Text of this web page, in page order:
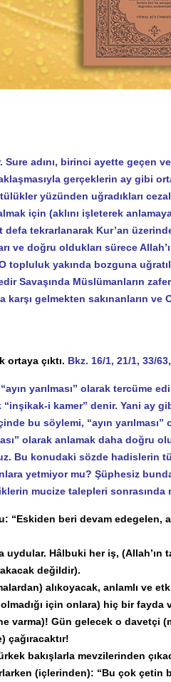
adını, birinci ayette geçen ve
gerçeklerin ay gibi
yüzünden uğradıkları
için (aklını işleterek
defa tekrarlanarak Kur’an
ve doğru oldukları sürece
yakında bozguna
Savaşında Müslümanların
karşı gelmekten sakınanların ve
çıktı. Bkz. 16/1, 21/1, 33/
yarılması” olarak tercüme
i kamer” denir. Yani ay
bu söylemi, “ayın
olarak anlamak daha doğru
Bu konudaki sözde hadislerin
yetmiyor mu? Şüphesiz
mucize talepleri sonrasında
beri devam edegelen,
Hâlbuki her iş, (Allah’ın
değildir).
alıkoyacak, anlamlı ve
için onlara) hiç bir fayda
Gün gelecek o davetçi
çağıracaktır!
bakışlarla mevzilerinden
(içlerinden): “Bu çok çetin